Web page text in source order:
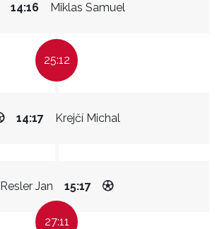
Miklas Samuel
14:16
25:12
Krejčí Michal
14:17
Resler Jan 15:17
27:11